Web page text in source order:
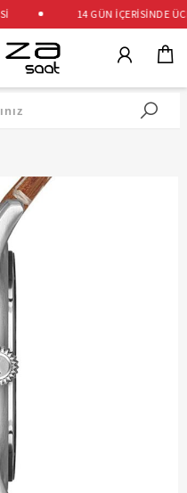
14 GÜN İÇERİSİNDE